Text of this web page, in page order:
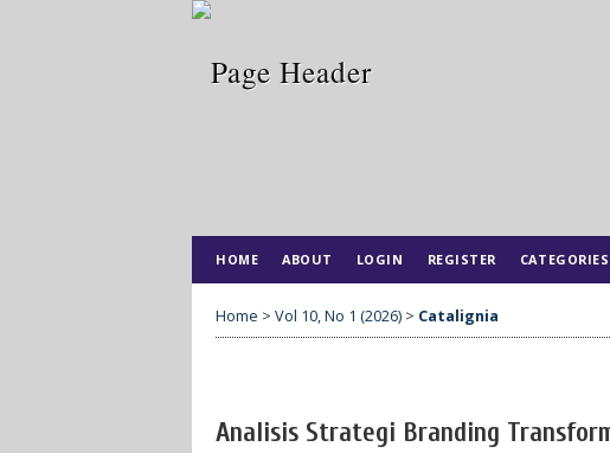
HOME ABOUT LOGIN REGISTER CATEGORIES
Home > Vol 10, No 1 (2026) > Catalignia
Analisis Strategi Branding